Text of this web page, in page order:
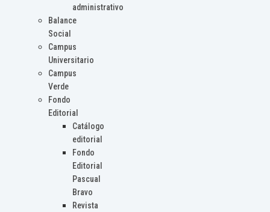
administrativo
Balance
Social
Campus
Universitario
Campus
Verde
Fondo
Editorial
Catálogo
editorial
Fondo
Editorial
Pascual
Bravo
Revista